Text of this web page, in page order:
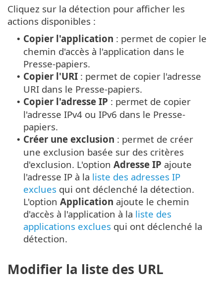
Cliquez sur la détection pour afficher les
actions disponibles :
• Copier l'application : permet de copier le
chemin d'accès à l'application dans le
Presse-papiers.
• Copier l'URI : permet de copier l'adresse
URI dans le Presse-papiers.
• Copier l'adresse IP : permet de copier
l'adresse IPv4 ou IPv6 dans le Presse-
papiers.
• Créer une exclusion : permet de créer
une exclusion basée sur des critères
d'exclusion. L'option Adresse IP ajoute
l'adresse IP à la liste des adresses IP
exclues qui ont déclenché la détection.
L'option Application ajoute le chemin
d'accès à l'application à la liste des
applications exclues qui ont déclenché la
détection.
Modifier la liste des URL